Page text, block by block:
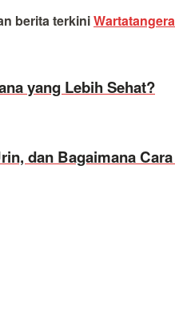
berita terkini
yang Lebih Sehat?
dan Bagaimana